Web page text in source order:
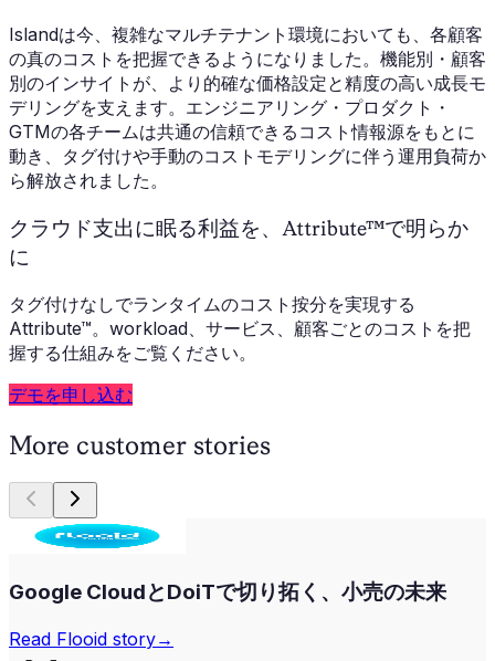
Islandは今、複雑なマルチテナント環境においても、各顧客
の真のコストを把握できるようになりました。機能別・顧客
別のインサイトが、より的確な価格設定と精度の高い成長モ
デリングを支えます。エンジニアリング・プロダクト・
GTMの各チームは共通の信頼できるコスト情報源をもとに
動き、タグ付けや手動のコストモデリングに伴う運用負荷か
ら解放されました。
クラウド支出に眠る利益を、Attribute™で明らか
に
タグ付けなしでランタイムのコスト按分を実現する
Attribute™。workload、サービス、顧客ごとのコストを把
握する仕組みをご覧ください。
デモを申し込む
More customer stories
Google CloudとDoiTで切り拓く、小売の未来
Read Flooid story→